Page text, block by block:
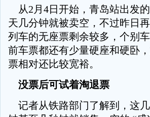
从2月4日开始，青岛站出发
天几分钟就被卖空，不过昨日
列车的无座票剩余较多，个别
前车票都还有少量硬座和硬卧
票相对还比较宽裕。
没票后可试着淘退票
记者从铁路部门了解到，这